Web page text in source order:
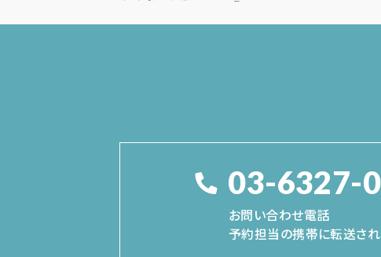
03-6327-
お問い合わせ電話
予約担当の携帯に転送され